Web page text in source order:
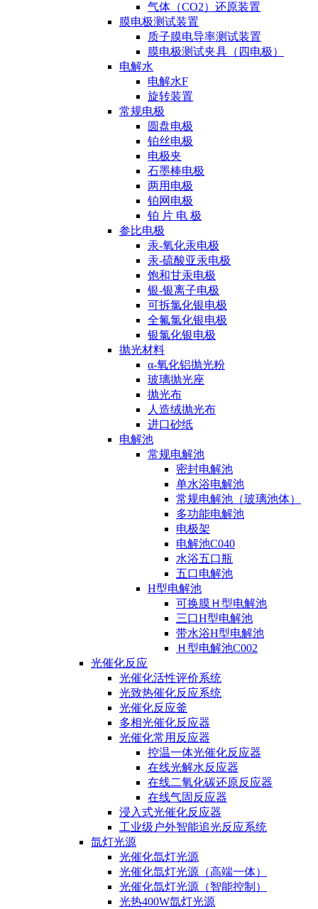
气体（CO2）还原装置
膜电极测试装置
质子膜电导率测试装置
膜电极测试夹具（四电极）
电解水
电解水F
旋转装置
常规电极
圆盘电极
铂丝电极
电极夹
石墨棒电极
两用电极
铂网电极
铂 片 电 极
参比电极
汞-氧化汞电极
汞-硫酸亚汞电极
饱和甘汞电极
银-银离子电极
可拆氯化银电极
全氟氯化银电极
银氯化银电极
抛光材料
α-氧化铝抛光粉
玻璃抛光座
抛光布
人造绒抛光布
进口砂纸
电解池
常规电解池
密封电解池
单水浴电解池
常规电解池（玻璃池体）
多功能电解池
电极架
电解池C040
水浴五口瓶
五口电解池
H型电解池
可换膜Ｈ型电解池
三口H型电解池
带水浴H型电解池
Ｈ型电解池C002
光催化反应
光催化活性评价系统
光致热催化反应系统
光催化反应釜
多相光催化反应器
光催化常用反应器
控温一体光催化反应器
在线光解水反应器
在线二氧化碳还原反应器
在线气固反应器
浸入式光催化反应器
工业级户外智能追光反应系统
氙灯光源
光催化氙灯光源
光催化氙灯光源（高端一体）
光催化氙灯光源（智能控制）
光热400W氙灯光源